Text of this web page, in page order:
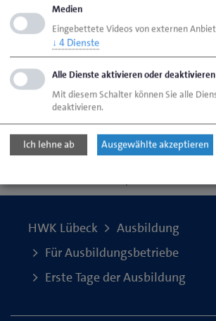
Berufsschule und ÜLU
Über den Ausbildungsleitfaden
Seite empfehlen
Seite drucken
HWK Lübeck
Ausbildung
Für Ausbildungsbetriebe
Erste Tage der Ausbildung
Medien
Eingebettete Videos von externen
↓ 4 Dienste
Alle Dienste aktivieren oder deaktivieren
Mit diesem Schalter können Sie alle
deaktivieren.
Ich lehne ab Ausgewählte akzeptieren